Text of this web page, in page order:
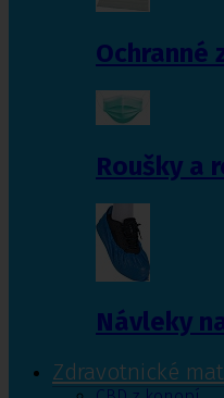
Ochranné
Roušky a
Návleky
Zdravotnické